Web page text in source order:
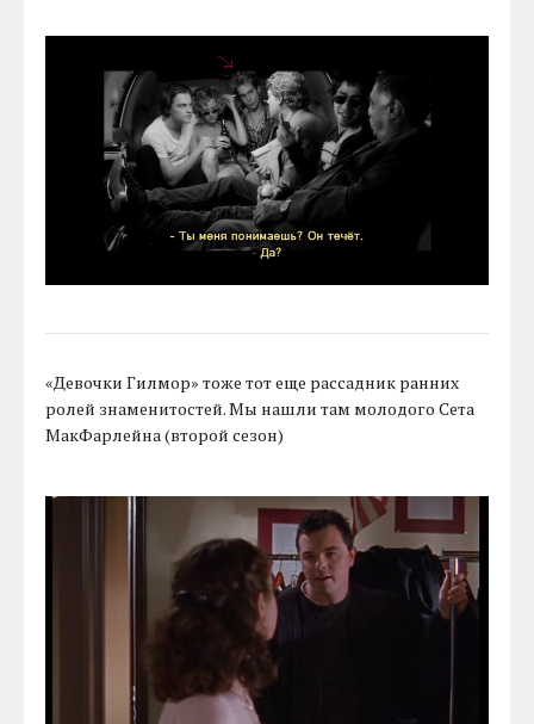
«Девочки Гилмор» тоже тот еще рассадник ранних
ролей знаменитостей. Мы нашли там молодого Сета
МакФарлейна (второй сезон)